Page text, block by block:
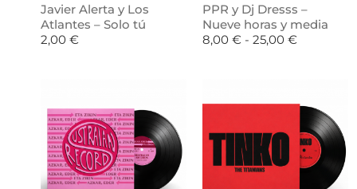
Javier Alerta y Los
Atlantes – Solo tú
2,00 €
PPR y Dj Dresss –
Nueve horas y media
8,00 € - 25,00 €